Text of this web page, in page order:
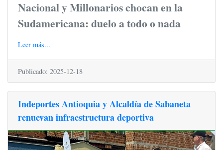
Nacional y Millonarios chocan en la
Sudamericana: duelo a todo o nada
Leer más...
Publicado: 2025-12-18
Indeportes Antioquia y Alcaldía de Sabaneta
renuevan infraestructura deportiva